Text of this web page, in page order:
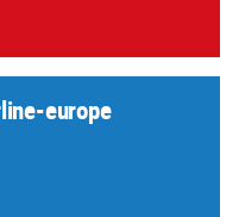
europe